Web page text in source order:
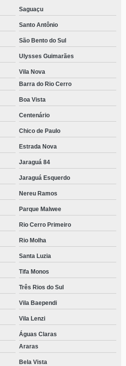
Saguaçu
Santo Antônio
São Bento do Sul
Ulysses Guimarães
Vila Nova
Barra do Rio Cerro
Boa Vista
Centenário
Chico de Paulo
Estrada Nova
Jaraguá 84
Jaraguá Esquerdo
Nereu Ramos
Parque Malwee
Rio Cerro Primeiro
Rio Molha
Santa Luzia
Tifa Monos
Três Rios do Sul
Vila Baependi
Vila Lenzi
Águas Claras
Araras
Bela Vista